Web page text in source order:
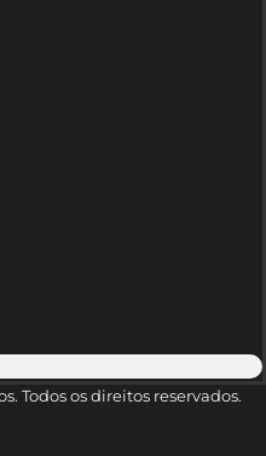
Todos os direitos reservados.